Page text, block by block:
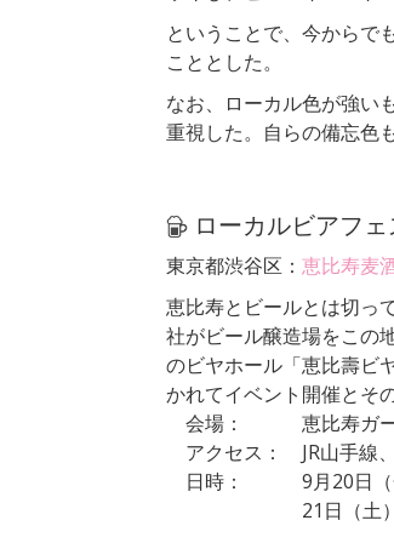
ということで、今からで
こととした。
なお、ローカル色が強い
重視した。自らの備忘色
ローカルビアフェ
東京都渋谷区： 恵比寿麦
恵比寿とビールとは切っ
社がビール醸造場をこの
のビヤホール「恵比壽ビ
かれてイベント開催とそ
会場： 恵比寿ガー
アクセス： JR山手線
日時： 9月20日（金
21日（土）〜23日